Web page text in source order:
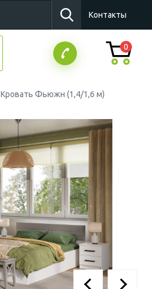
Контакты
0
Кровать Фьюжн (1,4/1,6 м)